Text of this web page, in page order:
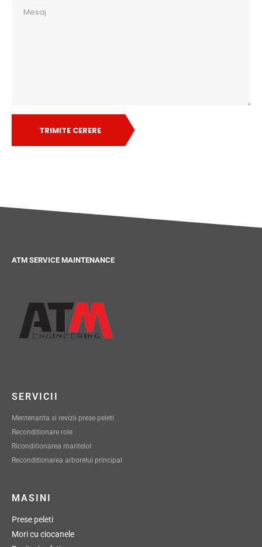
TRIMITE CERERE
ATM SERVICE MAINTENANCE
SERVICII
Mentenanta si revizii prese peleti
Reconditionare role
Riconditionarea maritelor
Reconditionarea arborelui principal
MASINI
Prese peleti
Mori cu ciocanele